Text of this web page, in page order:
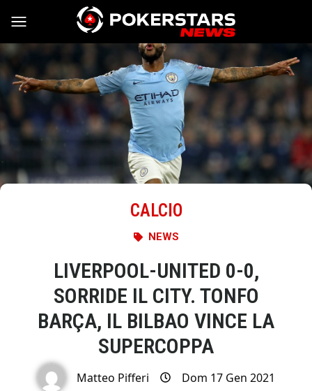
Vai al contenuto
CALCIO
NEWS
LIVERPOOL-UNITED 0-0,
SORRIDE IL CITY. TONFO
BARÇA, IL BILBAO VINCE LA
SUPERCOPPA
Matteo Pifferi Dom 17 Gen 2021